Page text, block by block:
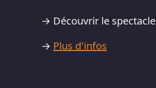
→ Découvrir le spectacle
→ Plus d'infos